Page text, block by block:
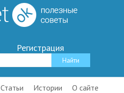
Регистрация
Статьи Истории О сайте